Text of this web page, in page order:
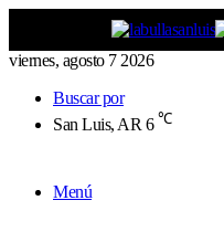
viernes, agosto 7 2026
Buscar por
San Luis, AR 6 ℃
Menú